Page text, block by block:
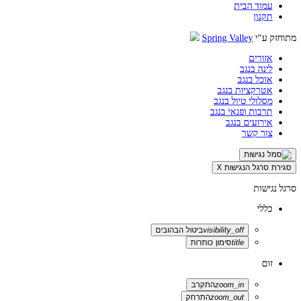
עמוד הבית
תקנון
מתוחזק ע"י Spring Valley
אזורים
לינה בנגב
אוכל בנגב
אטרקציות בנגב
מסלולי טיול בנגב
תרבות ופנאי בנגב
אירועים בנגב
צור קשר
סגירת סרגל הנגישות X
סרגל נגישות
כללי
visibility_offביטול הבהובים
titleסימון כותרות
זום
zoom_inהתקרב
zoom_outהתרחק